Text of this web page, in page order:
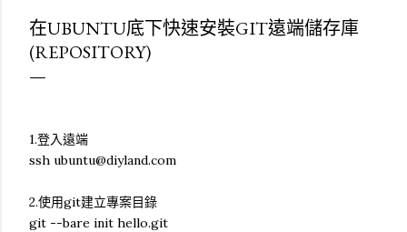
在UBUNTU底下快速安裝GIT遠端儲存庫
(REPOSITORY)
1.登入遠端
ssh ubuntu@diyland.com
2.使用git建立專案目錄
git --bare init hello.git